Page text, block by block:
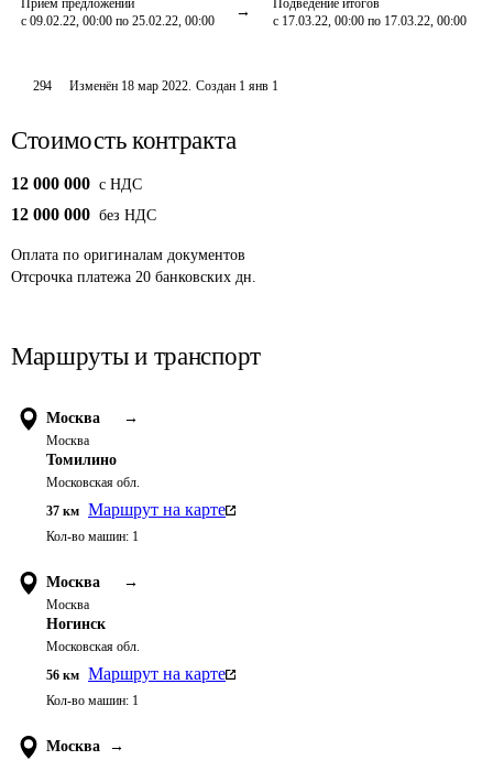
Приём предложений
с 09.02.22, 00:00 по 25.02.22, 00:00
Подведение итогов
с 17.03.22, 00:00 по 17.03.22, 00:00
294 Изменён 18 мар 2022. Создан 1 янв 1
Стоимость контракта
12 000 000 c НДС
12 000 000 без НДС
Оплата по оригиналам документов
Отсрочка платежа 20 банковских дн.
Маршруты и транспорт
Москва →
Москва
Томилино
Московская обл.
37 км Маршрут на карте
Кол-во машин: 1
Москва →
Москва
Ногинск
Московская обл.
56 км Маршрут на карте
Кол-во машин: 1
Москва →